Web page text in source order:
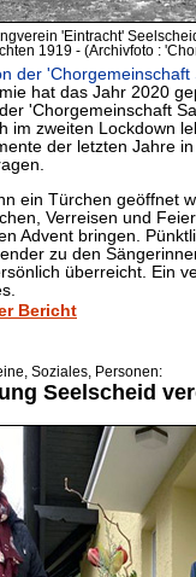
'Eintracht'
1919 - (Archivfoto :
der
hat das Jahr 2020
'Chorgemeinschaft
im zweiten Lockdown
der letzten Jahre
ein Türchen geöffnet
Verreisen und
Advent bringen.
zu den
überreicht. Ein
Bericht
Soziales, Personen:
Seelscheid